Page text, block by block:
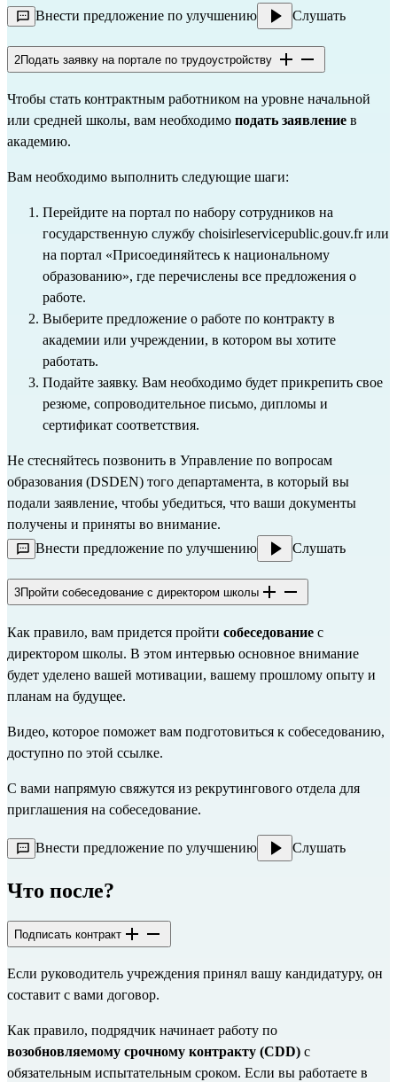
Внести предложение по улучшению
Слушать
2Подать заявку на портале по трудоустройству
Чтобы стать контрактным работником на уровне начальной
или средней школы, вам необходимо подать заявление в
академию.
Вам необходимо выполнить следующие шаги:
Перейдите на портал по набору сотрудников на
государственную службу choisirleservicepublic.gouv.fr или
на портал «Присоединяйтесь к национальному
образованию», где перечислены все предложения о
работе.
Выберите предложение о работе по контракту в
академии или учреждении, в котором вы хотите
работать.
Подайте заявку. Вам необходимо будет прикрепить свое
сертификат соответствия.
Не стесняйтесь позвонить в Управление по вопросам
образования (DSDEN) того департамента, в который вы
подали заявление, чтобы убедиться, что ваши документы
получены и приняты во внимание.
Внести предложение по улучшению
Слушать
3Пройти собеседование с директором школы
Как правило, вам придется пройти собеседование с
директором школы. В этом интервью основное внимание
будет уделено вашей мотивации, вашему прошлому опыту и
планам на будущее.
Видео, которое поможет вам подготовиться к собеседованию,
доступно по этой ссылке.
С вами напрямую свяжутся из рекрутингового отдела для
приглашения на собеседование.
Внести предложение по улучшению Слушать
Что после?
Подписать контракт
Если руководитель учреждения принял вашу кандидатуру, он
составит с вами договор.
возобновляемому срочному контракту (CDD) с
обязательным испытательным сроком. Если вы работаете в